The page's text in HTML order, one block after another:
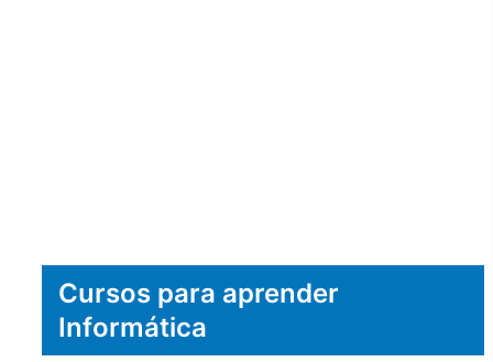
Cursos para aprender
Informática